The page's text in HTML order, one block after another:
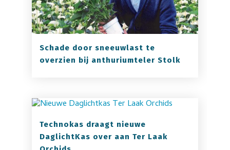
Schade door sneeuwlast te
overzien bij anthuriumteler Stolk
Technokas draagt nieuwe
DaglichtKas over aan Ter Laak